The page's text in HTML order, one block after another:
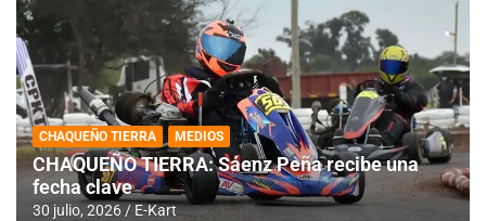
CHAQUEÑO TIERRA MEDIOS
CHAQUEÑO TIERRA: Sáenz Peña recibe una
fecha clave
30 julio, 2026 E-Kart